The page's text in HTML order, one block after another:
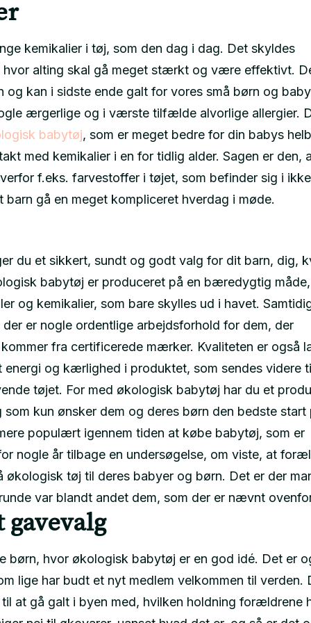
kemikalier i tøj, som den dag i dag. Det skyldes
hvor alting skal gå meget stærkt og være effektivt.
kan i sidste ende galt for vores små børn og
ærgerlige og i værste tilfælde alvorlige allergier.
babytøj, som er meget bedre for din babys
med kemikalier i en for tidlig alder. Sagen er den,
f.eks. farvestoffer i tøjet, som befinder sig i
gå en meget kompliceret hverdag i møde.
du et sikkert, sundt og godt valg for dit barn, dig,
babytøj er produceret på en bæredygtig
og kemikalier, som bare skylles ud i havet.
er nogle ordentlige arbejdsforhold for dem, der
fra certificerede mærker. Kvaliteten er også
energi og kærlighed i produktet, som sendes videre
tøjet. For med økologisk babytøj har du et
kun ønsker dem og deres børn den bedste start
populært igennem tiden at købe babytøj, som er
nogle år tilbage en undersøgelse, om viste, at
økologisk tøj til deres babyer og børn. Det er der
var blandt andet dem, som der er nævnt
gavevalg
børn, hvor økologisk babytøj er en god idé. Det er
lige har budt et nyt medlem velkommen til verden.
at gå galt i byen med, hvilken holdning forældrene